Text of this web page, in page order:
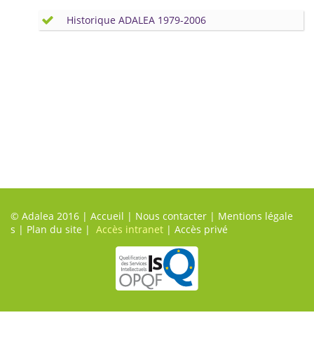
Historique ADALEA 1979-2006
© Adalea 2016 | Accueil | Nous contacter | Mentions légale
s | Plan du site | Accès intranet | Accès privé